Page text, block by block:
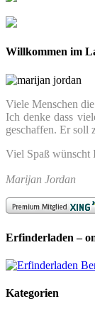
Willkommen im
Viele Menschen
Ich denke dass
geschaffen. Er soll
Viel Spaß wünscht
Marijan Jordan
Erfinderladen –
Kategorien